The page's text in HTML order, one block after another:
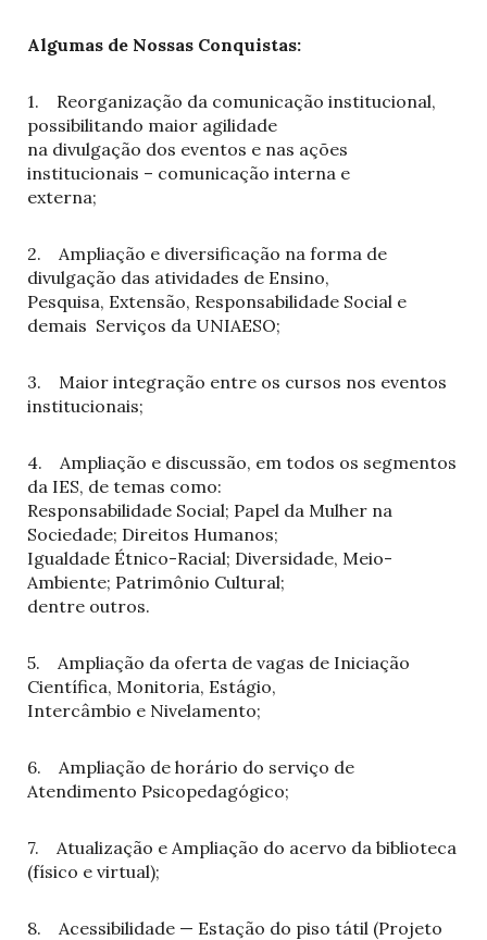
Algumas de Nossas Conquistas:
1. Reorganização da comunicação institucional,
possibilitando maior agilidade
na divulgação dos eventos e nas ações
institucionais – comunicação interna e
externa;
2. Ampliação e diversificação na forma de
divulgação das atividades de Ensino,
Pesquisa, Extensão, Responsabilidade Social e
demais Serviços da UNIAESO;
3. Maior integração entre os cursos nos eventos
institucionais;
4. Ampliação e discussão, em todos os segmentos
da IES, de temas como:
Responsabilidade Social; Papel da Mulher na
Sociedade; Direitos Humanos;
Igualdade Étnico-Racial; Diversidade, Meio-
Ambiente; Patrimônio Cultural;
dentre outros.
5. Ampliação da oferta de vagas de Iniciação
Científica, Monitoria, Estágio,
Intercâmbio e Nivelamento;
6. Ampliação de horário do serviço de
Atendimento Psicopedagógico;
7. Atualização e Ampliação do acervo da biblioteca
(físico e virtual);
8. Acessibilidade — Estação do piso tátil (Projeto